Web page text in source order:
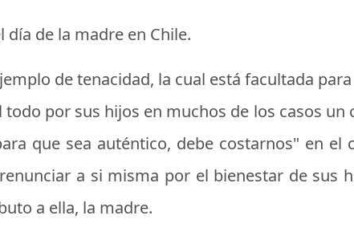
día de la madre en Chile.
de tenacidad, la cual está facultada
por sus hijos en muchos de los casos un
que sea auténtico, debe costarnos" en el
a si misma por el bienestar de sus
a ella, la madre.